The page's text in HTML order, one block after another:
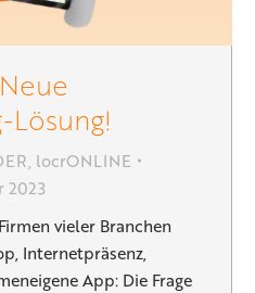
, locrONLINE
2023
vieler Branchen
Internetpräsenz,
App: Die Frage